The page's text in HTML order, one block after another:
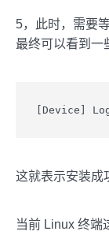
5，此时，需要
最终可以看到一
[Device]
这就表示安装成
当前 Linux 终端